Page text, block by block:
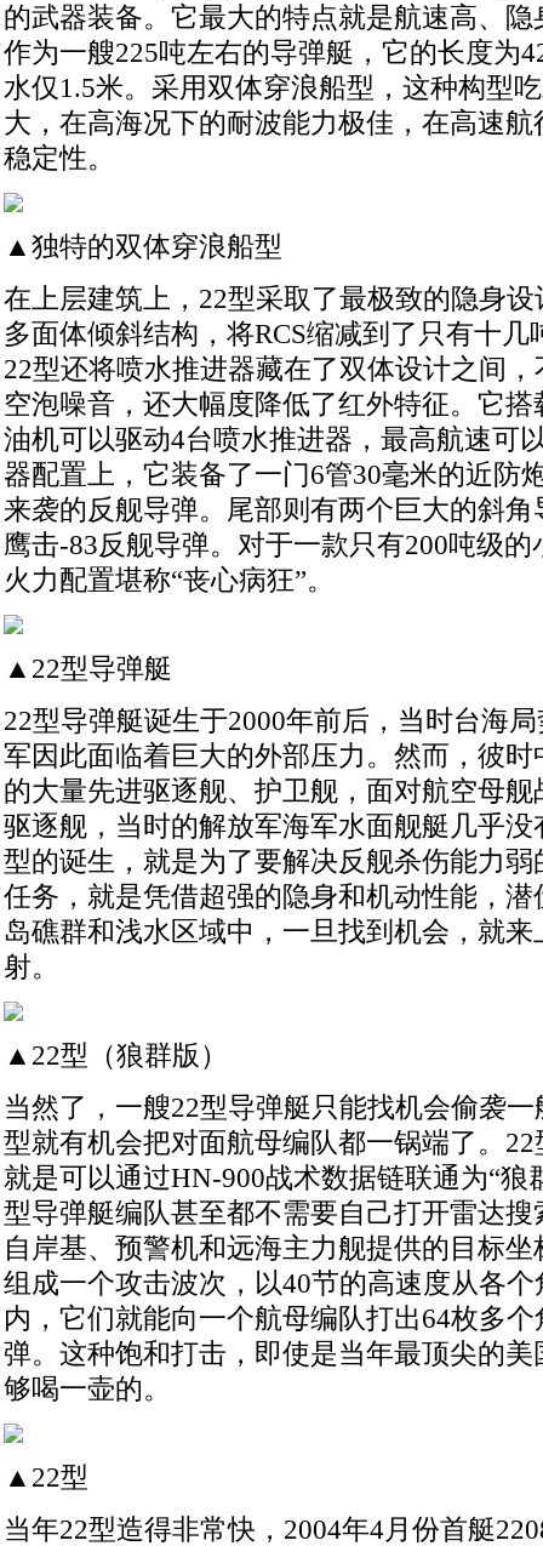
的武器装备。它最大的特点就是航速高、
作为一艘225吨左右的导弹艇，它的长度为
水仅1.5米。采用双体穿浪船型，这种构型
大，在高海况下的耐波能力极佳，在高速
稳定性。
▲独特的双体穿浪船型
在上层建筑上，22型采取了最极致的隐身
多面体倾斜结构，将RCS缩减到了只有十
22型还将喷水推进器藏在了双体设计之间
空泡噪音，还大幅度降低了红外特征。它
油机可以驱动4台喷水推进器，最高航速可
器配置上，它装备了一门6管30毫米的近防
来袭的反舰导弹。尾部则有两个巨大的斜
鹰击-83反舰导弹。对于一款只有200吨级
火力配置堪称“丧心病狂”。
▲22型导弹艇
22型导弹艇诞生于2000年前后，当时台海
军因此面临着巨大的外部压力。然而，彼
的大量先进驱逐舰、护卫舰，面对航空母
驱逐舰，当时的解放军海军水面舰艇几乎
型的诞生，就是为了要解决反舰杀伤能力
任务，就是凭借超强的隐身和机动性能，
岛礁群和浅水区域中，一旦找到机会，就
射。
▲22型（狼群版）
当然了，一艘22型导弹艇只能找机会偷袭
型就有机会把对面航母编队都一锅端了。
就是可以通过HN-900战术数据链联通为“狼
型导弹艇编队甚至都不需要自己打开雷达
自岸基、预警机和远海主力舰提供的目标
组成一个攻击波次，以40节的高速度从各
内，它们就能向一个航母编队打出64枚多
弹。这种饱和打击，即使是当年最顶尖的美
够喝一壶的。
▲22型
当年22型造得非常快，2004年4月份首艇